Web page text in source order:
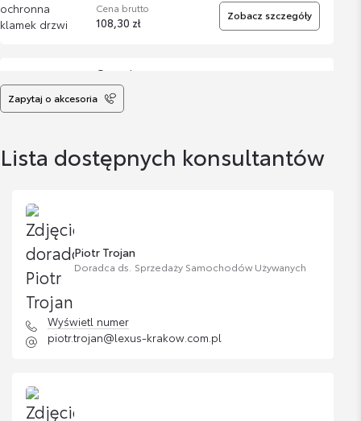
Cena brutto
108,30 zł Zobacz szczegóły
Organizer
Cena brutto
459,82 zł
Pokrowce na koła i opony
Bagażnik Dachowy Lexus M
Cena brutto
Zobacz szczegóły
Bagażnik Dachowy Lexus L
Zapytaj o akcesoria
Lista dostępnych konsultantów
Piotr Trojan
Doradca ds. Sprzedaży Samochodów Używanych
Wyświetl numer
piotr.trojan@lexus-krakow.com.pl